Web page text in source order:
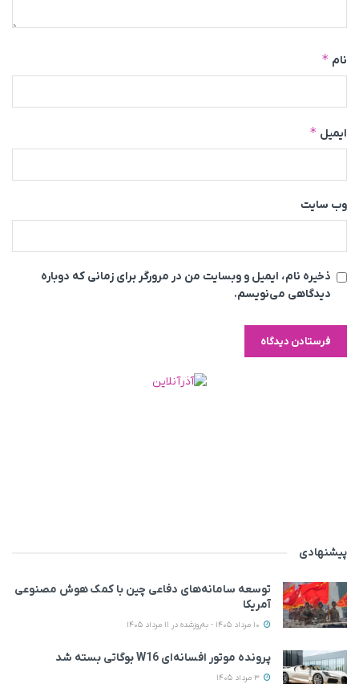
نام *
ایمیل *
وب‌ سایت
ذخیره نام، ایمیل و وبسایت من در مرورگر برای زمانی که دوباره
دیدگاهی می‌نویسم.
پیشنهادی
توسعه سامانه‌های دفاعی چین با کمک هوش مصنوعی
آمریکا
پرونده موتور افسانه‌ای W16 بوگاتی بسته شد